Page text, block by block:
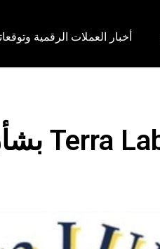
أخبار العملات الرقمية